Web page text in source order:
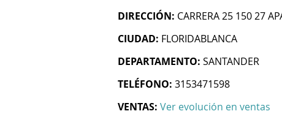
DIRECCIÓN: CARRERA 25 150 27
CIUDAD: FLORIDABLANCA
DEPARTAMENTO: SANTANDER
TELÉFONO: 3153471598
VENTAS: Ver evolución en ventas